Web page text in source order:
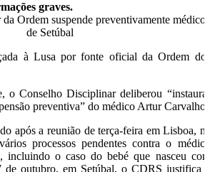
graves.
à Lusa por fonte oficial da Ordem dos
o Conselho Disciplinar deliberou “instaurar
preventiva” do médico Artur Carvalho.
após a reunião de terça-feira em Lisboa, na
processos pendentes contra o médico
incluindo o caso do bebé que nasceu com
de outubro, em Setúbal, o CDRS justifica a